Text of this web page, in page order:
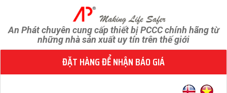
An Phát chuyên cung cấp thiết bị PCCC chính hãng từ
những nhà sản xuất uy tín trên thế giới
ĐẶT HÀNG ĐỂ NHẬN BÁO GIÁ